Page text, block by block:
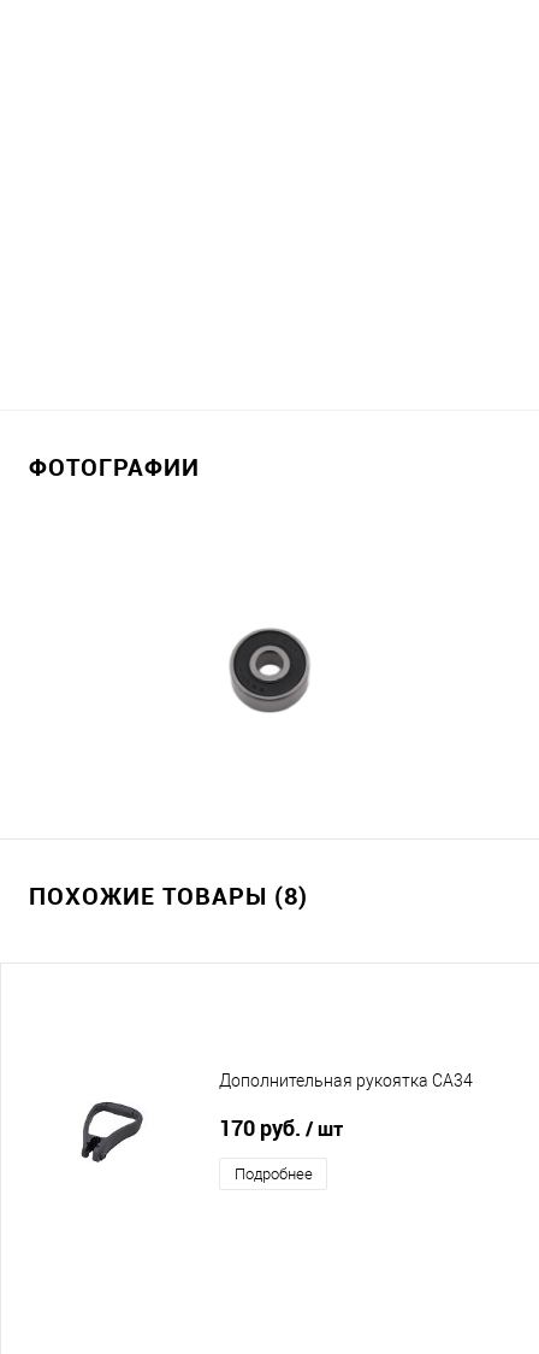
ФОТОГРАФИИ
ПОХОЖИЕ ТОВАРЫ (8)
Дополнительная рукоятка CA34
170 руб. / шт
Подробнее